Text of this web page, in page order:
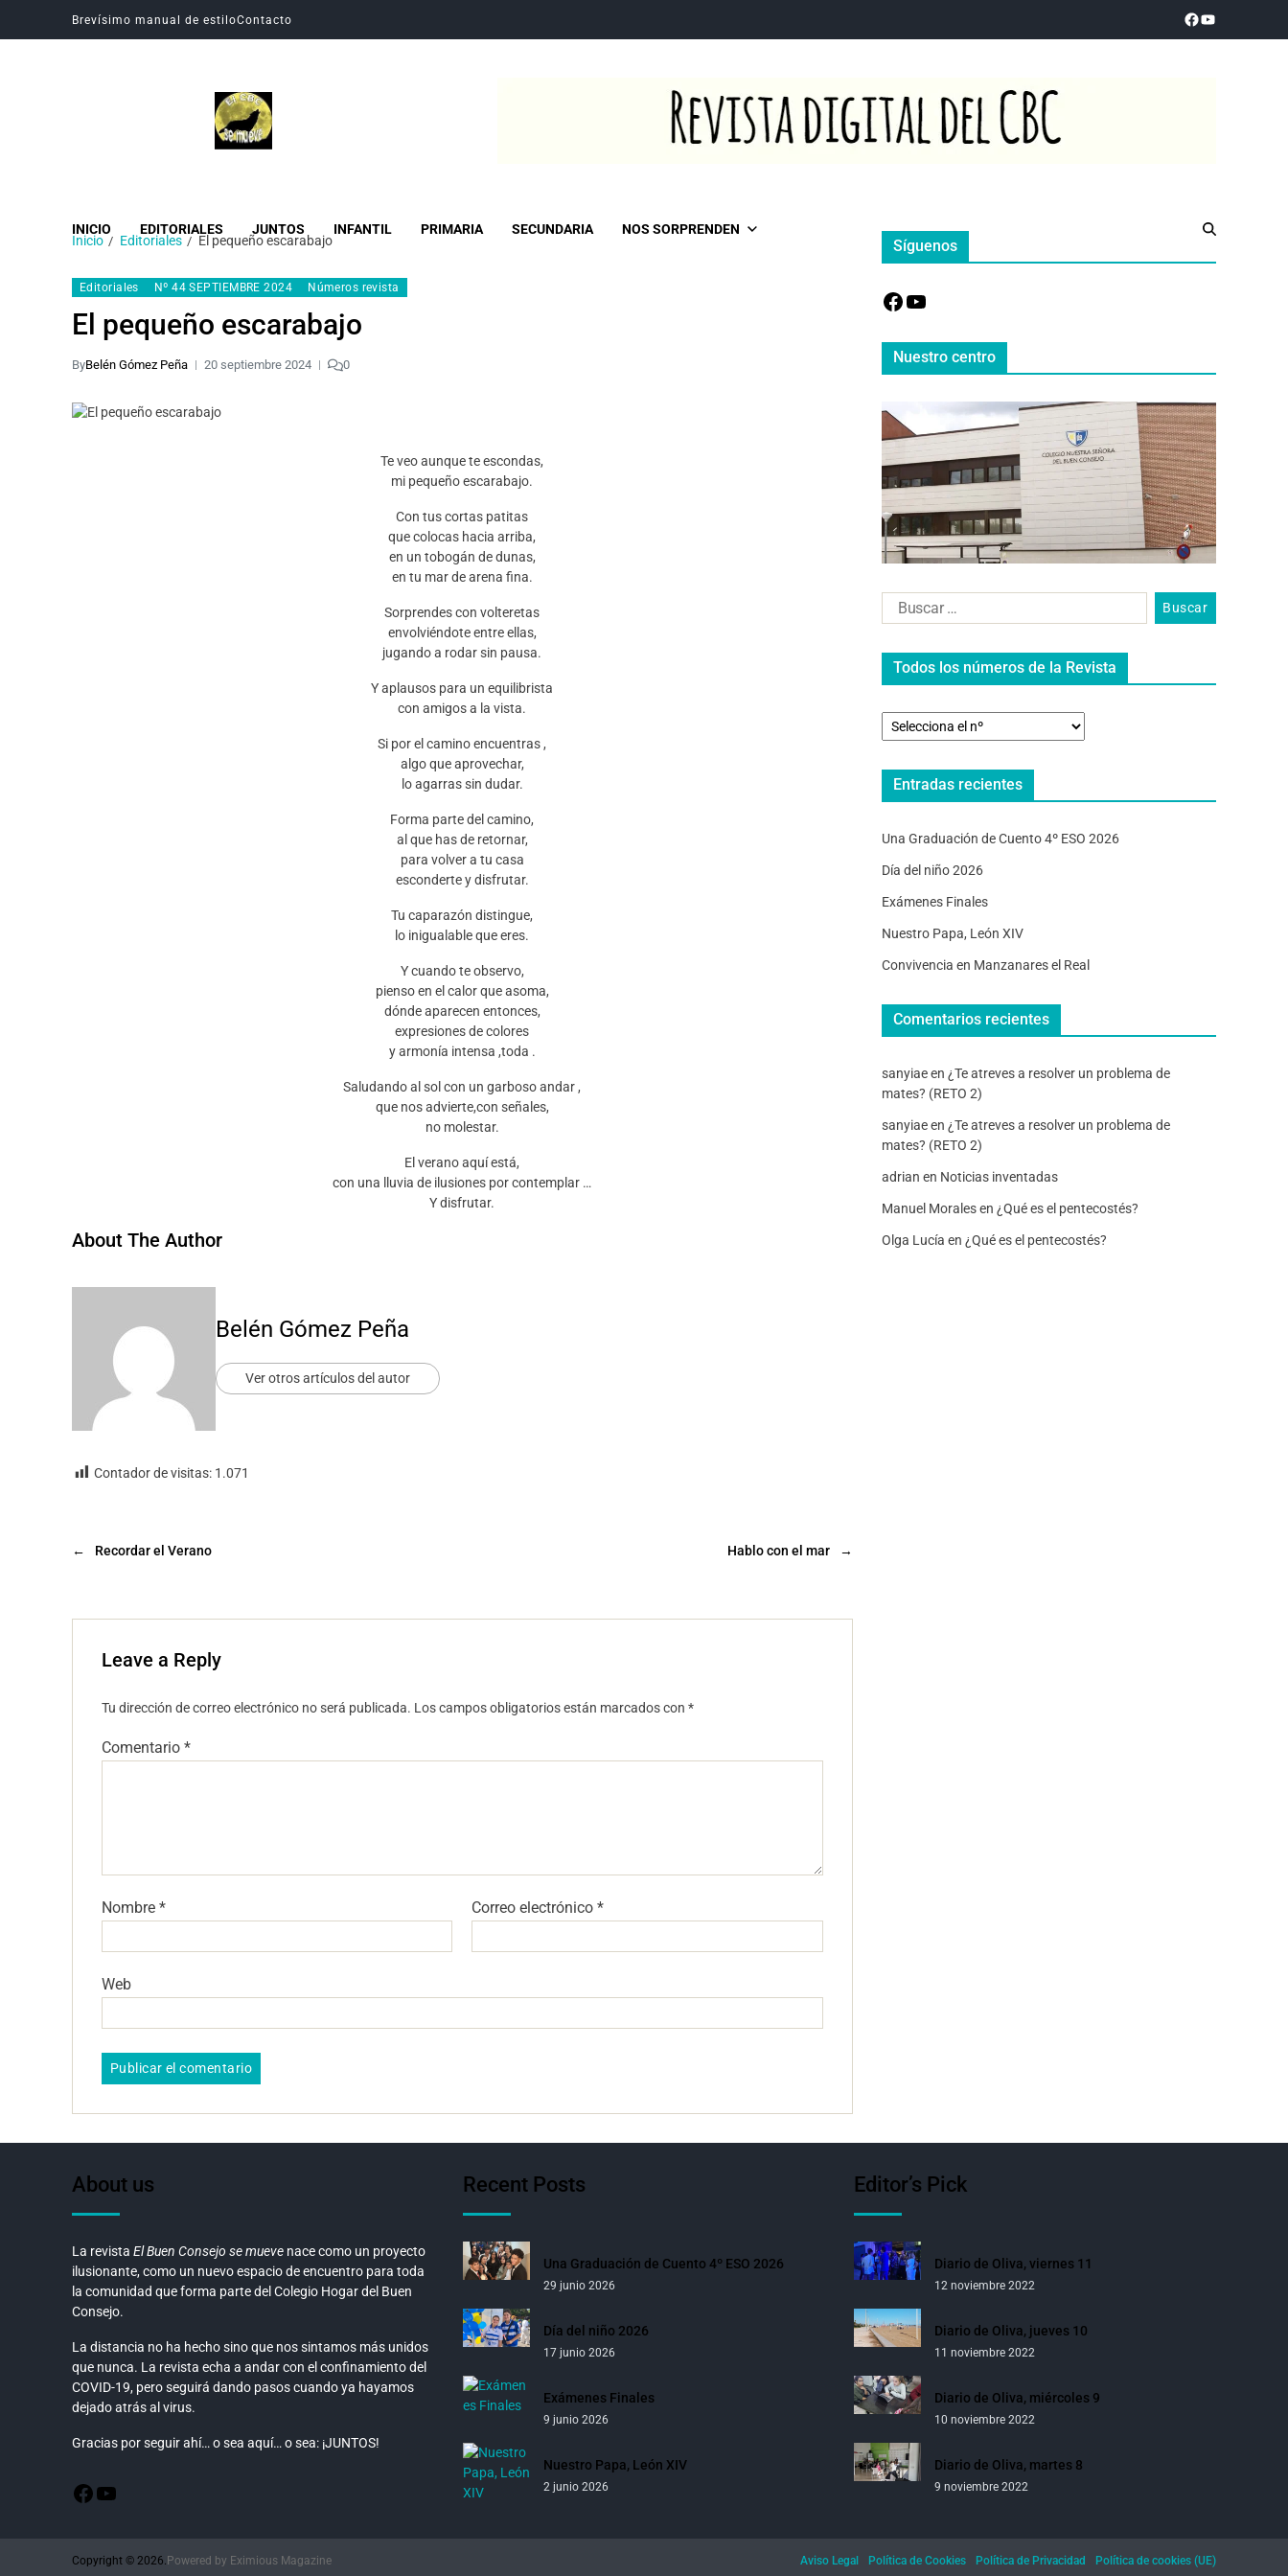
Brevísimo manual de estiloContacto
INICIO EDITORIALES JUNTOS INFANTIL PRIMARIA SECUNDARIA NOS SORPRENDEN
Inicio Editoriales El pequeño escarabajo
Editoriales Nº 44 SEPTIEMBRE 2024 Números revista
El pequeño escarabajo
ByBelén Gómez Peña 20 septiembre 2024 0
Te veo aunque te escondas,
mi pequeño escarabajo.
Con tus cortas patitas
que colocas hacia arriba,
en un tobogán de dunas,
en tu mar de arena fina.
Sorprendes con volteretas
envolviéndote entre ellas,
jugando a rodar sin pausa.
Y aplausos para un equilibrista
con amigos a la vista.
Si por el camino encuentras ,
algo que aprovechar,
lo agarras sin dudar.
Forma parte del camino,
al que has de retornar,
para volver a tu casa
esconderte y disfrutar.
Tu caparazón distingue,
lo inigualable que eres.
Y cuando te observo,
pienso en el calor que asoma,
dónde aparecen entonces,
expresiones de colores
y armonía intensa ,toda .
Saludando al sol con un garboso andar ,
que nos advierte,con señales,
no molestar.
El verano aquí está,
con una lluvia de ilusiones por contemplar …
Y disfrutar.
About The Author
Belén Gómez Peña
Ver otros artículos del autor
Contador de visitas: 1.071
← Recordar el Verano →
Hablo con el mar
Leave a Reply
Tu dirección de correo electrónico no será publicada. Los campos obligatorios están marcados con *
Comentario *
Nombre * Correo electrónico*
Web
Síguenos
Nuestro centro
Todos los números de la Revista
Entradas recientes
Una Graduación de Cuento 4º ESO 2026
Día del niño 2026
Exámenes Finales
Nuestro Papa, León XIV
Convivencia en Manzanares el Real
Comentarios recientes
sanyiaeen ¿Te atreves a resolver un problema de
mates? (RETO 2)
sanyiaeen ¿Te atreves a resolver un problema de
mates? (RETO 2)
adrian en Noticias inventadas
Manuel Moralesen ¿Qué es el pentecostés?
Olga Lucía en ¿Qué es el pentecostés?
About us
La revista El Buen Consejo se mueve nace como un proyecto
ilusionante, como un nuevo espacio de encuentro para toda
la comunidad que forma parte del Colegio Hogar del Buen
Consejo.
La distancia no ha hecho sino que nos sintamos más unidos
que nunca. La revista echa a andar con el confinamiento del
COVID-19, pero seguirá dando pasos cuando ya hayamos
dejado atrás al virus.
Gracias por seguir ahí… o sea aquí… o sea: ¡JUNTOS!
Recent Posts
Una Graduación de Cuento 4º ESO 2026
29 junio 2026
Día del niño 2026
17 junio 2026
Exámenes Finales
9 junio 2026
Nuestro Papa, León XIV
2 junio 2026
Editor’s Pick
Diario de Oliva, viernes 11
12 noviembre 2022
Diario de Oliva, jueves 10
11 noviembre 2022
Diario de Oliva, miércoles 9
10 noviembre 2022
Diario de Oliva, martes 8
9 noviembre 2022
Copyright © 2026. Powered by Eximious Magazine Aviso Legal Política de Cookies Política de Privacidad Política de cookies (UE)